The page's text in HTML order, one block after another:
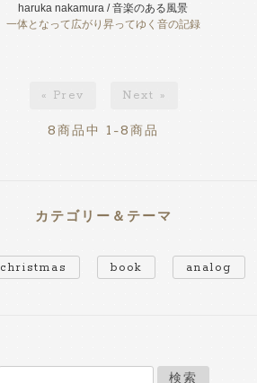
haruka nakamura / 音楽のある風景
一体となって広がり昇ってゆく音の記録
« Prev Next »
8 商品中 1-8 商品
カテゴリー＆テーマ
christmas book analog
検索